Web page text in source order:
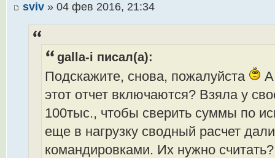
sviv » 04 фев 2016, 21:34
galla-i писал(а):
Подскажите, снова, пожалуйста
А
этот отчет включаются? Взяла у
100тыс., чтобы сверить суммы по
еще в нагрузку сводный расчет
командировками. Их нужно